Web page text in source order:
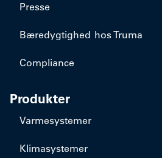
Presse
Bæredygtighed hos Truma
Compliance
Produkter
Varmesystemer
Klimasystemer